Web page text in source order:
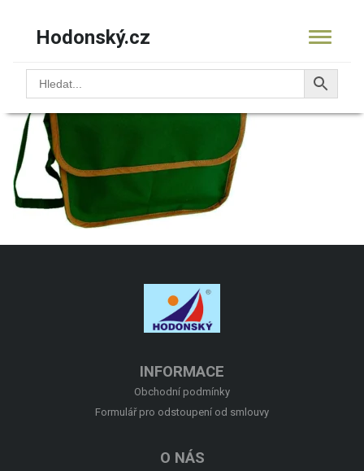
Hodonský.cz
KOŠÍK
18.0142chlebníkKajman1
INFORMACE
Obchodní podmínky
Formulář pro odstoupení od smlouvy
O NÁS